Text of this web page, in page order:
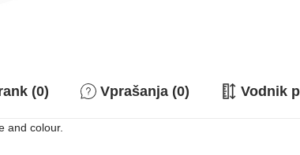
(0) Vprašanja (0) Vodnik
and colour.